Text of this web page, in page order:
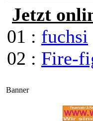
Jetzt
01 : fuchsi
02 : Fire-
Banner